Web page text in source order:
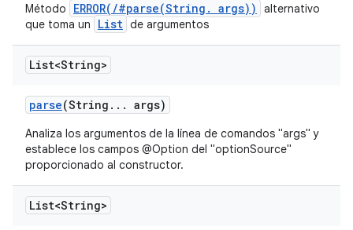
Método ERROR(/#parse(String. args))
alternativo
que toma un
List de argumentos
List<String>
parse(String . . . args)
Analiza los argumentos de la línea de comandos "args" y
establece los campos @Option del "optionSource"
proporcionado al constructor.
List<String>